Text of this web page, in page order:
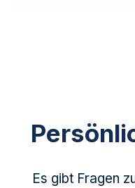
Es gibt Fragen